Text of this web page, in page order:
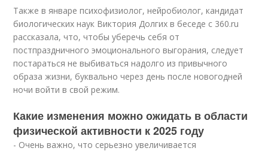
Также в январе психофизиолог, нейробиолог, кандидат
биологических наук Виктория Долгих в беседе с 360.ru
рассказала, что, чтобы уберечь себя от
постпраздничного эмоционального выгорания, следует
постараться не выбиваться надолго из привычного
образа жизни, буквально через день после новогодней
ночи войти в свой режим.
Какие изменения можно ожидать в области
физической активности к 2025 году
- Очень важно, что серьезно увеличивается